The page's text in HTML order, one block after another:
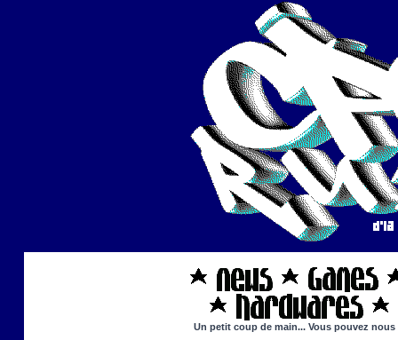
Un petit coup de main... Vous pouvez